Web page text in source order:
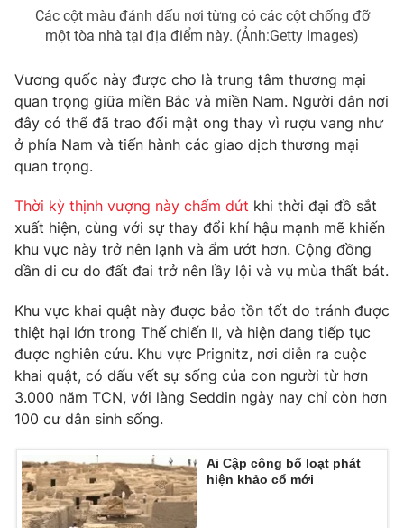
VTV4 Vươn mình bằng AI
Liên hệ tòa soạn English
THỜI BÁO VTV
Cơ quan chủ quản:
Đài Truyền hình Việt Nam
Cơ quan báo chí:Thời báo VTV
Giấy phép hoạt động báo in và báo điện tử số 483/GP-BTTTT
cấp ngày 29/12/2023
Phó Tổng Biên tập:Nguyễn Thị Mỹ Hạnh, Phạm Quốc Thắng,
Nguyễn Trọng Ninh
Tổng đài VTV:024.38 355 931 - 024.38 355 932
Các cột màu đánh dấu nơi từng có các cột chống đỡ
một tòa nhà tại địa điểm này. (Ảnh:Getty Images)
Vương quốc này được cho là trung tâm thương mại
quan trọng giữa miền Bắc và miền Nam. Người dân nơi
đây có thể đã trao đổi mật ong thay vì rượu vang như
ở phía Nam và tiến hành các giao dịch thương mại
quan trọng.
Thời kỳ thịnh vượng này chấm dứt khi thời đại đồ sắt
xuất hiện, cùng với sự thay đổi khí hậu mạnh mẽ khiến
khu vực này trở nên lạnh và ẩm ướt hơn. Cộng đồng
dần di cư do đất đai trở nên lầy lội và vụ mùa thất bát.
Khu vực khai quật này được bảo tồn tốt do tránh được
thiệt hại lớn trong Thế chiến II, và hiện đang tiếp tục
được nghiên cứu. Khu vực Prignitz, nơi diễn ra cuộc
khai quật, có dấu vết sự sống của con người từ hơn
3.000 năm TCN, với làng Seddin ngày nay chỉ còn hơn
100 cư dân sinh sống.
Ai Cập công bố loạt phát
hiện khảo cổ mới